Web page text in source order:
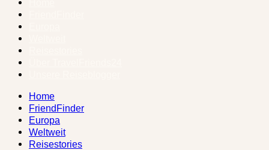
Home
FriendFinder
Europa
Weltweit
Reisestories